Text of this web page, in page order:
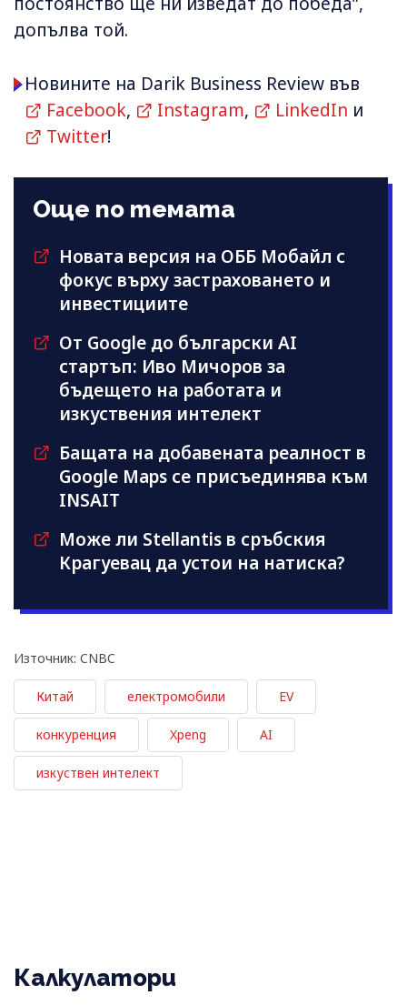
допълва той.
Новините на Darik Business Review във
Facebook, Instagram, LinkedIn и
Twitter!
Още по темата
Новата версия на ОББ Мобайл с
фокус върху застраховането и
инвестициите
От Google до български AI
стартъп: Иво Мичоров за
бъдещето на работата и
изкуствения интелект
Бащата на добавената реалност в
Google Maps се присъединява към
INSAIT
Може ли Stellantis в сръбския
Крагуевац да устои на натиска?
Източник: CNBC
Китай електромобили EV
конкуренция Xpeng AI
изкуствен интелект
Калкулатори